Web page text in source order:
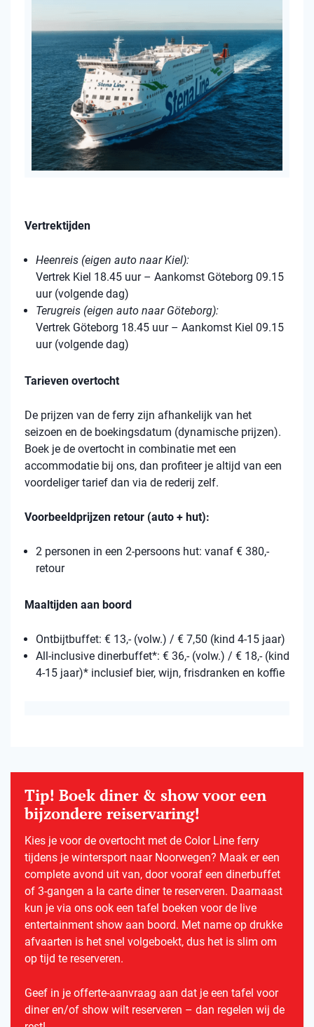
Vertrektijden
Heenreis (eigen auto naar Kiel):
Vertrek Kiel 18.45 uur – Aankomst Göteborg 09.15
uur (volgende dag)
Terugreis (eigen auto naar Göteborg):
Vertrek Göteborg 18.45 uur – Aankomst Kiel 09.15
uur (volgende dag)
Tarieven overtocht
De prijzen van de ferry zijn afhankelijk van het
seizoen en de boekingsdatum (dynamische prijzen).
Boek je de overtocht in combinatie met een
accommodatie bij ons, dan profiteer je altijd van een
voordeliger tarief dan via de rederij zelf.
Voorbeeldprijzen retour (auto + hut):
2 personen in een 2-persoons hut: vanaf € 380,-
retour
Maaltijden aan boord
Ontbijtbuffet: € 13,- (volw.) / € 7,50 (kind 4-15 jaar)
All-inclusive dinerbuffet*: € 36,- (volw.) / € 18,- (kind
4-15 jaar)* inclusief bier, wijn, frisdranken en koffie
Tip! Boek diner & show voor een
bijzondere reiservaring!
Kies je voor de overtocht met de Color Line ferry
tijdens je wintersport naar Noorwegen? Maak er een
complete avond uit van, door vooraf een dinerbuffet
of 3-gangen a la carte diner te reserveren. Daarnaast
kun je via ons ook een tafel boeken voor de live
entertainment show aan boord. Met name op drukke
afvaarten is het snel volgeboekt, dus het is slim om
op tijd te reserveren.
Geef in je offerte-aanvraag aan dat je een tafel voor
diner en/of show wilt reserveren – dan regelen wij de